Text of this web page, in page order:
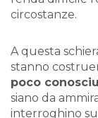
circostanze.
A questa
stanno
poco
siano da
interroghino